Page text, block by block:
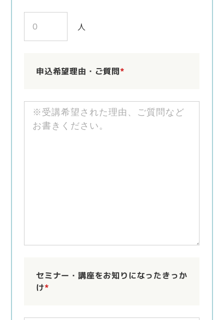
人
申込希望理由・ご質問*
セミナー・講座をお知りになったきっか
け*